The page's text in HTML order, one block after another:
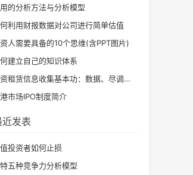
的分析方法与分析模型
利用财报数据对公司进行简单估值
人需要具备的10个思维(含PPT图片)
建立自己的知识体系
租赁信息收集基本功：数据、尽调、行研
市场IPO制度简介
近发表
投资者如何止损
五种竞争力分析模型